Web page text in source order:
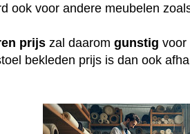
ook voor andere meubelen
prijs zal daaromgunstig voor
bekleden prijs is dan ook